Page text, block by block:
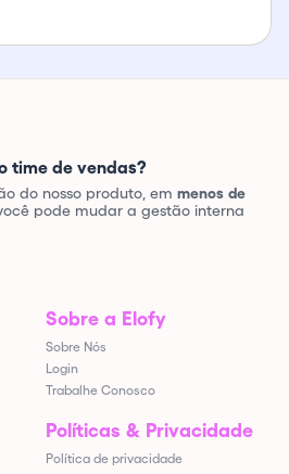
time de vendas?
do nosso produto, em menos de
pode mudar a gestão interna
Sobre a Elofy
Sobre Nós
Login
Trabalhe Conosco
Políticas & Privacidade
Política de privacidade